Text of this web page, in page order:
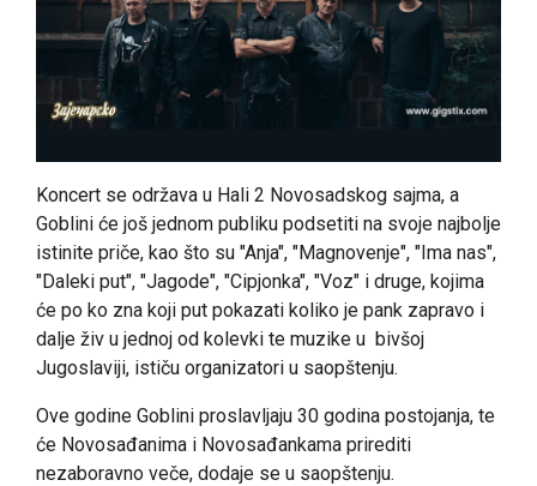
Koncert se održava u Hali 2 Novosadskog sajma, a
Goblini će još jednom publiku podsetiti na svoje najbolje
istinite priče, kao što su "Anja", "Magnovenje", "Ima nas",
"Daleki put", "Jagode", "Cipjonka", "Voz" i druge, kojima
će po ko zna koji put pokazati koliko je pank zapravo i
dalje živ u jednoj od kolevki te muzike u bivšoj
Jugoslaviji, ističu organizatori u saopštenju.
Ove godine Goblini proslavljaju 30 godina postojanja, te
će Novosađanima i Novosađankama prirediti
nezaboravno veče, dodaje se u saopštenju.